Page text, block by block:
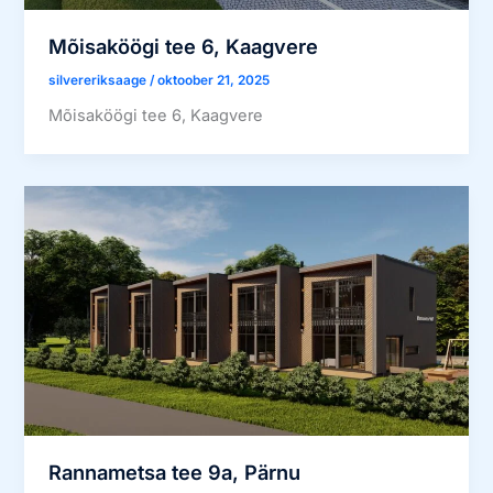
Mõisaköögi tee 6, Kaagvere
silvereriksaage /oktoober 21, 2025
Mõisaköögi tee 6, Kaagvere
Rannametsa tee 9a, Pärnu